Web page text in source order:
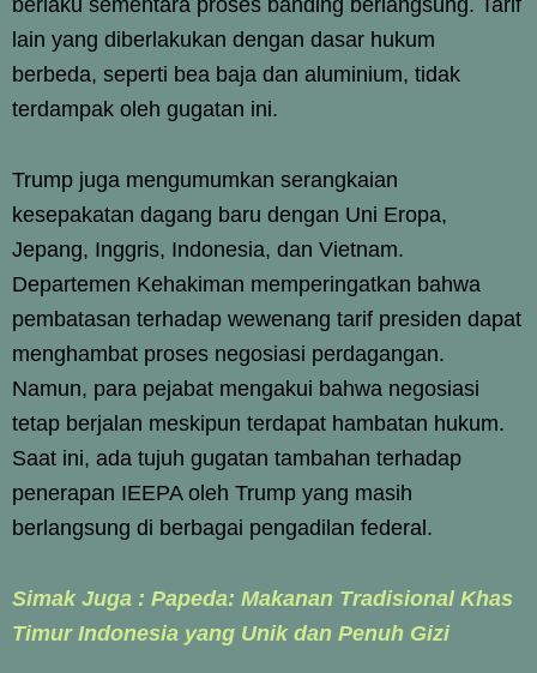
lain yang diberlakukan dengan dasar hukum
berbeda, seperti bea baja dan aluminium, tidak
terdampak oleh gugatan ini.
Trump juga mengumumkan serangkaian
kesepakatan dagang baru dengan Uni Eropa,
Jepang, Inggris, Indonesia, dan Vietnam.
Departemen Kehakiman memperingatkan bahwa
pembatasan terhadap wewenang tarif presiden dapat
menghambat proses negosiasi perdagangan.
Namun, para pejabat mengakui bahwa negosiasi
tetap berjalan meskipun terdapat hambatan hukum.
Saat ini, ada tujuh gugatan tambahan terhadap
penerapan IEEPA oleh Trump yang masih
berlangsung di berbagai pengadilan federal.
Simak Juga : Papeda: Makanan Tradisional Khas
Timur Indonesia yang Unik dan Penuh Gizi